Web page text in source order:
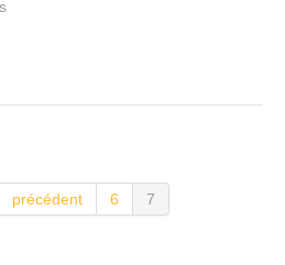
précédent 6 7